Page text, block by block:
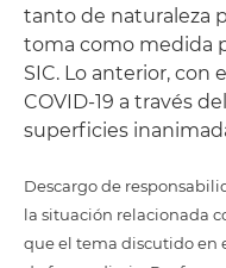
tanto de naturaleza
toma como medida
SIC. Lo anterior, con
COVID-19 a través
superficies
Descargo de
la situación relacionada
que el tema discutido en